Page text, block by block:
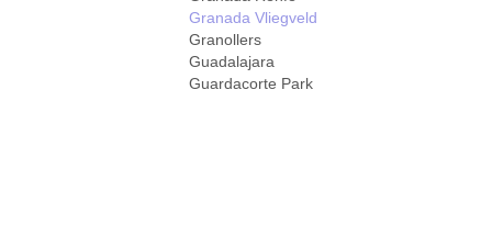
Granada Vliegveld
Granollers
Guadalajara
Guardacorte Park